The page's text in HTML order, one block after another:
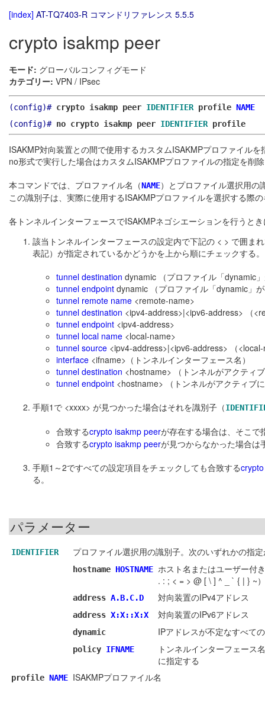
[index] AT-TQ7403-R コマンドリファレンス 5.5.5
crypto isakmp peer
モード: グローバルコンフィグモード
カテゴリー: VPN / IPsec
(config)# crypto isakmp peer IDENTIFIER profile NAME
(config)# no crypto isakmp peer IDENTIFIER profile
ISAKMP対向装置との間で使用するカスタムISAKMPプロファイルを
no形式で実行した場合はカスタムISAKMPプロファイルの指定を削
本コマンドでは、プロファイル名（NAME）とプロファイル選択用の
この識別子は、実際に使用するISAKMPプロファイルを選択する際
各トンネルインターフェースでISAKMPネゴシエーションを行うと
該当トンネルインターフェースの設定内で下記の < > で囲ま
表記）が指定されているかどうかを上から順にチェックする。
tunnel destination dynamic （プロファイル「dynamic
tunnel endpoint dynamic （プロファイル「dynamic」
tunnel remote name <remote-name>
tunnel destination <ipv4-address>|<ipv6-address> （
tunnel endpoint <ipv4-address>
tunnel local name <local-name>
tunnel source <ipv4-address>|<ipv6-address> （
interface <ifname>（トンネルインターフェース名）
tunnel destination <hostname> （トンネルがアクティ
tunnel endpoint <hostname> （トンネルがアクティブ
手順1で <xxxx> が見つかった場合はそれを識別子（
合致するcrypto isakmp peerが存在する場合は、そこで
合致するcrypto isakmp peerが見つからなかった場合は
手順1～2ですべての設定項目をチェックしても合致する
る。
パラメーター
IDENTIFIER プロファイル選択用の識別子。次のいずれかの指
hostname HOSTNAME ホスト名またはユーザー付
. : ; < = > @ [ \ ] ^ _ ` { | } ~
address A.B.C.D 対向装置のIPv4アドレス
address X:X::X:X 対向装置のIPv6アドレス
dynamic IPアドレスが不定なすべて
policy IFNAME
トンネルインターフェース
に指定する
profile NAME ISAKMPプロファイル名